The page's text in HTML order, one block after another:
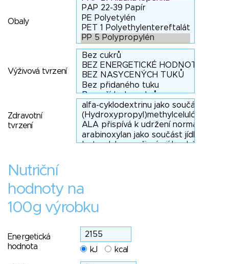
Obaly
Výživová tvrzení
Zdravotní
tvrzení
Nutriční
hodnoty na
100g výrobku
Energetická
hodnota
kJ kcal